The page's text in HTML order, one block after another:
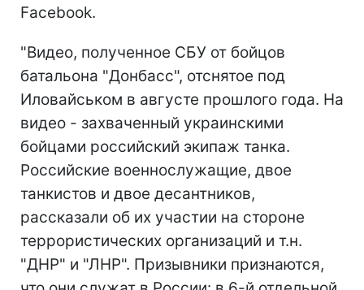
Facebook.
"Видео, полученное СБУ от бойцов
батальона "Донбасс", отснятое под
Иловайськом в августе прошлого года. На
видео - захваченный украинскими
бойцами российский экипаж танка.
Российские военнослужащие, двое
танкистов и двое десантников,
рассказали об их участии на стороне
террористических организаций и т.н.
"ДНР" и "ЛНР". Призывники признаются,